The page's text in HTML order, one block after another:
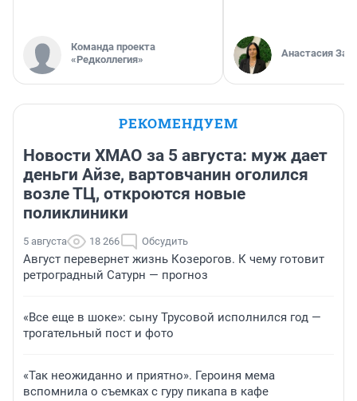
Команда проекта
«Редколлегия»
Анастасия
РЕКОМЕНДУЕМ
Новости ХМАО за 5 августа: муж дает
деньги Айзе, вартовчанин оголился
возле ТЦ, откроются новые
поликлиники
5 августа 18 266 Обсудить
Август перевернет жизнь Козерогов. К чему готовит
ретроградный Сатурн — прогноз
«Все еще в шоке»: сыну Трусовой исполнился год —
трогательный пост и фото
«Так неожиданно и приятно». Героиня мема
вспомнила о съемках с гуру пикапа в кафе